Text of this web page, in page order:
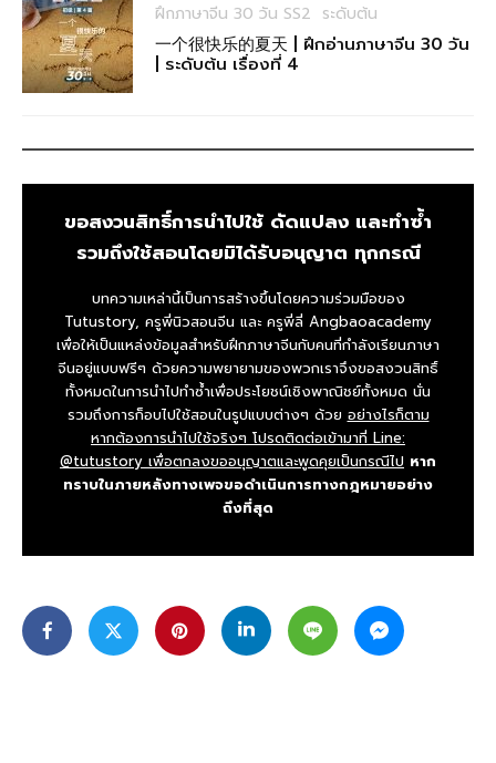
ฝึกภาษาจีน 30 วัน SS2 ระดับต้น
一个很快乐的夏天 | ฝึกอ่านภาษาจีน 30 วัน
| ระดับต้น เรื่องที่ 4
ขอสงวนสิทธิ์การนำไปใช้ ดัดแปลง และทำซ้ำ
รวมถึงใช้สอนโดยมิได้รับอนุญาต ทุกกรณี
บทความเหล่านี้เป็นการสร้างขึ้นโดยความร่วมมือของ
Tutustory, ครูพี่นิวสอนจีน และ ครูพี่ลี่ Angbaoacademy
เพื่อให้เป็นแหล่งข้อมูลสำหรับฝึกภาษาจีนกับคนที่กำลังเรียนภาษา
จีนอยู่แบบฟรีๆ ด้วยความพยายามของพวกเราจึงขอสงวนสิทธิ์
ทั้งหมดในการนำไปทำซ้ำเพื่อประโยชน์เชิงพาณิชย์ทั้งหมด นั่น
รวมถึงการก็อบไปใช้สอนในรูปแบบต่างๆ ด้วย อย่างไรก็ตาม
หากต้องการนำไปใช้จริงๆ โปรดติดต่อเข้ามาที่ Line:
@tutustory เพื่อตกลงขออนุญาตและพูดคุยเป็นกรณีไป หาก
ทราบในภายหลังทางเพจขอดำเนินการทางกฎหมายอย่าง
ถึงที่สุด